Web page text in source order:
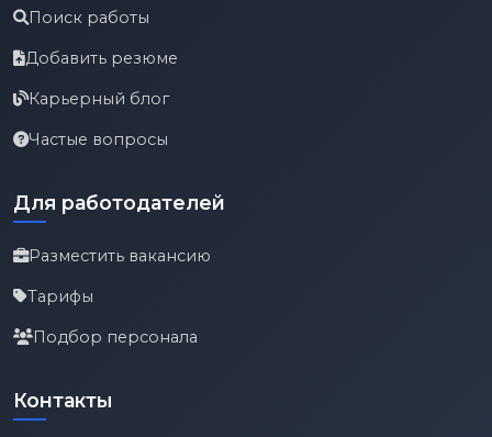
Поиск работы
Добавить резюме
Карьерный блог
Частые вопросы
Для работодателей
Разместить вакансию
Тарифы
Подбор персонала
Контакты